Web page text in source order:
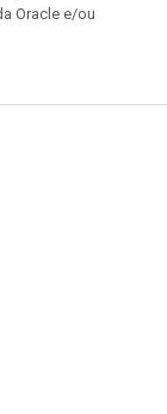
Oracle e/ou